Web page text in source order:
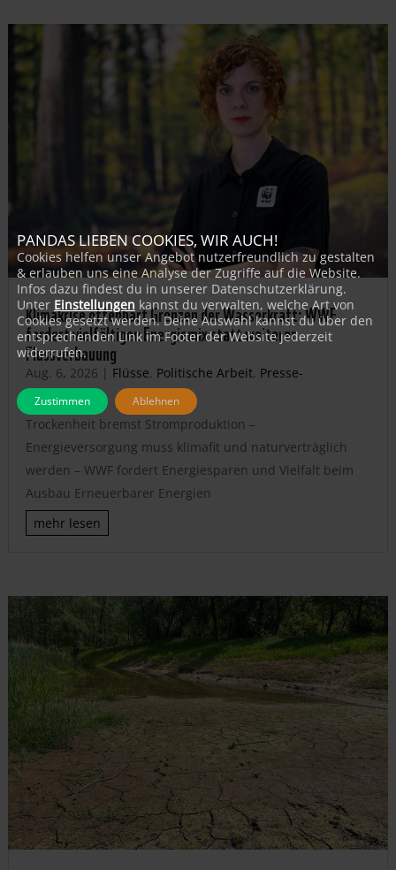
Klimakrise offenbart Grenzen der Wasserkraft: WWF
fordert vielfältigen Energiemix statt weiterer
Flussverbauung
Aug. 6, 2026 | Flüsse, Politische Arbeit, Presse-
Aussendung
Trockenheit bremst Stromproduktion –
Energieversorgung muss klimafit und naturverträglich
werden – WWF fordert Energiesparen und Vielfalt beim
Ausbau Erneuerbarer Energien
mehr lesen
PANDAS LIEBEN COOKIES, WIR AUCH!
Cookies helfen unser Angebot nutzerfreundlich zu gestalten
& erlauben uns eine Analyse der Zugriffe auf die Website.
Infos dazu findest du in unserer Datenschutzerklärung.
Unter Einstellungen kannst du verwalten, welche Art von
Cookies gesetzt werden. Deine Auswahl kannst du über den
entsprechenden Link im Footer der Website jederzeit
widerrufen.
Zustimmen Ablehnen